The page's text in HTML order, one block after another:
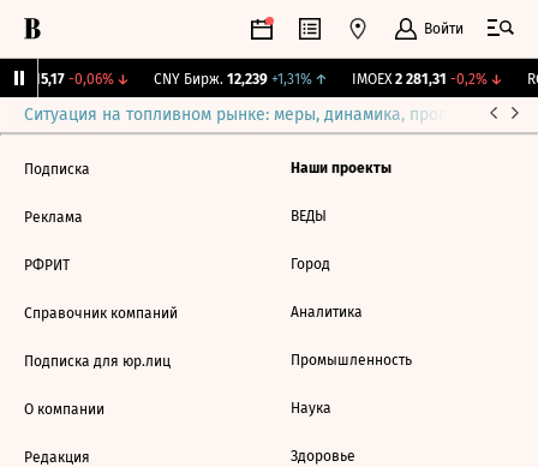
Войти
115,17 -0,06%↓ CNY Бирж. 12,239 +1,31%↑ IMOEX 2 281,31 -0,2%↓
Ситуация на топливном рынке: меры, динамика, прогнозы
Подписка
Реклама
РФРИТ
Справочник компаний
Подписка для юр.лиц
О компании
Редакция
Наши проекты
ВЕДЫ
Город
Аналитика
Промышленность
Наука
Здоровье